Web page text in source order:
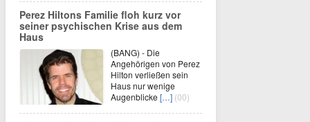
Perez Hiltons Familie floh kurz vor
seiner psychischen Krise aus dem
Haus
(BANG) - Die
Angehörigen von Perez
Hilton verließen sein
Haus nur wenige
Augenblicke […] (00)